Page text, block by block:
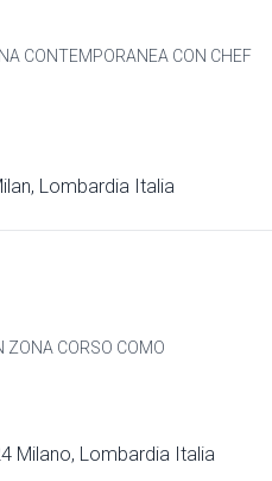
CONTEMPORANEA CON CHEF
Lombardia Italia
ZONA CORSO COMO
Milano, Lombardia Italia